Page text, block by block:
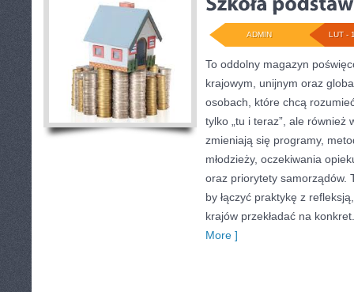
LUT -
ADMIN
To oddolny magazyn
krajowym, unijnym oraz
osobach, które chcą
tylko „tu i teraz”, ale również
zmieniają się programy,
młodzieży, oczekiwania
oraz priorytety samorządów.
by łączyć praktykę z
krajów przekładać na
More ]